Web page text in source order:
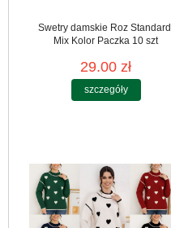
Swetry damskie Roz Standard,
Mix Kolor Paczka 10 szt
29.00 zł
szczegóły